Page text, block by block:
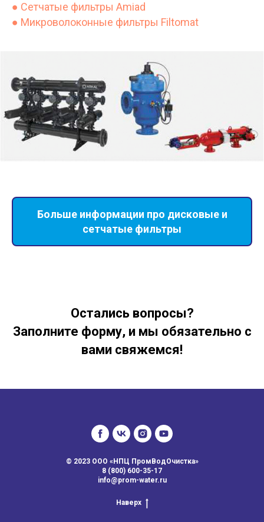
● Сетчатые фильтры Amiad
● Микроволоконные фильтры Filtomat
Больше информации про дисковые и
сетчатые фильтры
Остались вопросы?
Заполните форму, и мы обязательно с
вами свяжемся!
© 2023 ООО «НПЦ ПромВодОчистка»
8 (800) 600-35-17
info@prom-water.ru
Наверх